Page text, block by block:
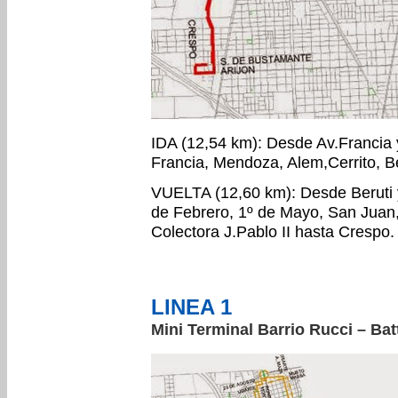
IDA (12,54 km): Desde
Francia, Mendoza, Alem,Cerrito,
VUELTA (12,60 km): Desde
de Febrero, 1º de Mayo, San
Colectora J.Pablo II hasta Crespo.
LINEA 1
Mini Terminal Barrio Rucci –